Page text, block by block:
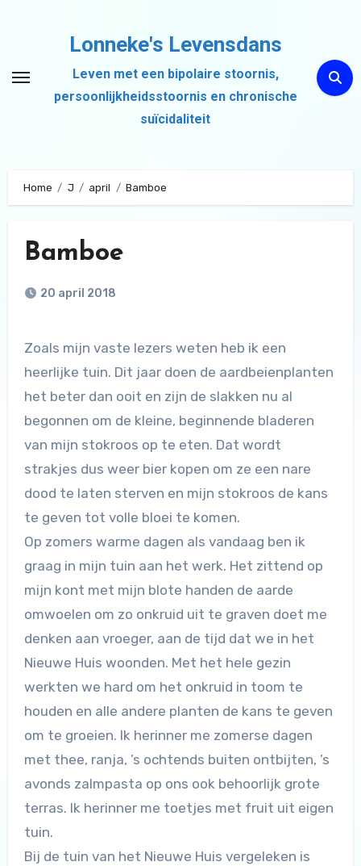
inhoud
Lonneke's Levensdans
Leven met een bipolaire stoornis,
persoonlijkheidsstoornis en chronische
suïcidaliteit
Home J april Bamboe
Bamboe
20 april 2018
Zoals mijn vaste lezers weten heb ik een
heerlijke tuin. Dit jaar doen de aardbeienplanten
het beter dan ooit en zijn de slakken nu al
begonnen om de kleine, beginnende bladeren
van mijn stokroos op te eten. Dat wordt
strakjes dus weer bier kopen om ze een nare
dood te laten sterven en mijn stokroos de kans
te geven tot volle bloei te komen.
Op zomers warme dagen als vandaag ben ik
graag in mijn tuin aan het werk. Het zittend op
mijn kont met mijn blote handen de aarde
omwoelen om zo onkruid uit te graven doet me
denken aan vroeger, aan de tijd dat we in het
Nieuwe Huis woonden. Met het hele gezin
werkten we hard om het onkruid in toom te
houden en alle andere planten de kans te geven
om te groeien. Ik herinner me zomerse dagen
met thee, ranja, ’s ochtends buiten ontbijten, ’s
avonds zalmpasta op ons ook behoorlijk grote
terras. Ik herinner me toetjes met fruit uit eigen
tuin.
Bij de tuin van het Nieuwe Huis vergeleken is